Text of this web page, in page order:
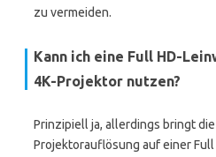
zu vermeiden.
Kann ich eine Full HD-
4K-Projektor nutzen?
Prinzipiell ja, allerdings bringt
Projektorauflösung auf einer